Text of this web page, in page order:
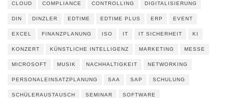
CLOUD COMPLIANCE CONTROLLING DIGITALISIERUNG
DIN DINZLER EDTIME EDTIME PLUS ERP EVENT
EXCEL FINANZPLANUNG ISO IT IT SICHERHEIT KI
KONZERT KÜNSTLICHE INTELLIGENZ MARKETING MESSE
MICROSOFT MUSIK NACHHALTIGKEIT NETWORKING
PERSONALEINSATZPLANUNG SAA SAP SCHULUNG
SCHÜLERAUSTAUSCH SEMINAR SOFTWARE